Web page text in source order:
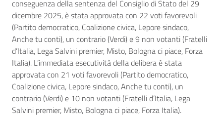
conseguenza della sentenza del Consiglio di Stato del 29
dicembre 2025, è stata approvata con 22 voti favorevoli
(Partito democratico, Coalizione civica, Lepore sindaco,
Anche tu conti), un contrario (Verdi) e 9 non votanti (Fratelli
d’Italia, Lega Salvini premier, Misto, Bologna ci piace, Forza
Italia). L’immediata esecutività della delibera è stata
approvata con 21 voti favorevoli (Partito democratico,
Coalizione civica, Lepore sindaco, Anche tu conti), un
contrario (Verdi) e 10 non votanti (Fratelli d’Italia, Lega
Salvini premier, Misto, Bologna ci piace, Forza Italia).